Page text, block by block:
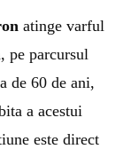
atinge varful
pe parcursul
de 60 de ani,
a acestui
este direct